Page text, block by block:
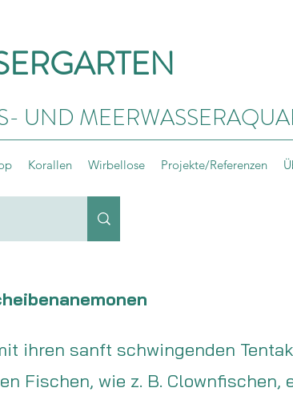
UND
Korallen Wirbellose Projekte/Referenzen
ihren sanft schwingenden
Fischen, wie z. B. Clownfischen,